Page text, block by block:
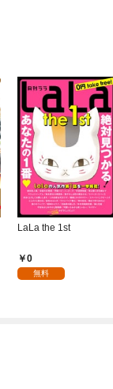
LaLa the 1st
0
無料